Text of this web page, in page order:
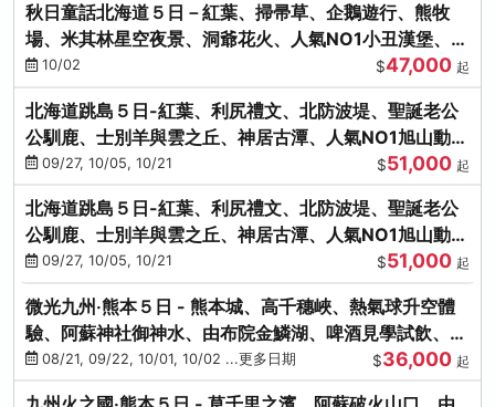
秋日童話北海道５日－紅葉、掃帚草、企鵝遊行、熊牧
場、米其林星空夜景、洞爺花火、人氣NO1小丑漢堡、螃
蟹放題(千/函)
10/02 $47,000 起
北海道跳島５日-紅葉、利尻禮文、北防波堤、聖誕老公
公馴鹿、士別羊與雲之丘、神居古潭、人氣NO1旭山動物
園、海膽涮涮鍋
09/27, 10/05, 10/21 $51,000 起
北海道跳島５日-紅葉、利尻禮文、北防波堤、聖誕老公
公馴鹿、士別羊與雲之丘、神居古潭、人氣NO1旭山動物
園、海膽涮涮鍋
09/27, 10/05, 10/21 $51,000 起
微光九州‧熊本５日 - 熊本城、高千穗峽、熱氣球升空體
驗、阿蘇神社御神水、由布院金鱗湖、啤酒見學試飲、豪
華海鮮盛宴
08/21, 09/22, 10/01, 10/02 ...更多日期 $36,000 起